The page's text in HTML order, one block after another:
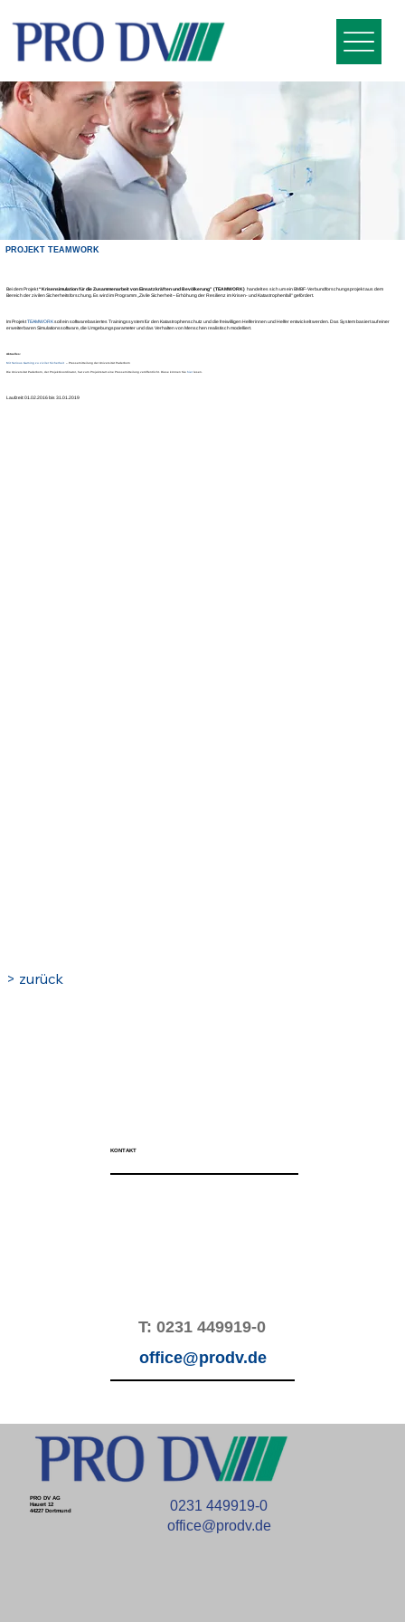
PROJEKT TEAMWORK
Bei dem Projekt“Krisensimulation für die Zusammenarbeit von Einsatzkräften und Bevölkerung” (TEAMWORK)handelt es sich um ein BMBF-Verbundforschungsprojekt aus dem
Bereich der zivilen Sicherheitsforschung. Es wird im Programm „Zivile Sicherheit – Erhöhung der Resilienz im Krisen- und Katastrophenfall“ gefördert.
Im ProjektTEAMWORKsoll ein softwarebasiertes Trainingssystem für den Katastrophenschutz und die freiwilligen Helferinnen und Helfer entwickelt werden. Das System basiert auf einer
erweiterbaren Simulationssoftware, die Umgebungsparameter und das Verhalten von Menschen realistisch modelliert.
Aktuelles:
Mit Serious Gaming zu ziviler Sicherheit– Pressemitteilung der Universität Paderborn
Die Universität Paderborn, der Projektkoordinator, hat zum Projektstart eine Pressemitteilung veröffentlicht. Diese können Sie hierlesen.
Laufzeit: 01.02.2016 bis 31.01.2019
> zurück
KONTAKT
T: 0231 449919-0
office@prodv.de
PRO DV AG
Hauert 12
44227 Dortmund
0231 449919-0
office@prodv.de